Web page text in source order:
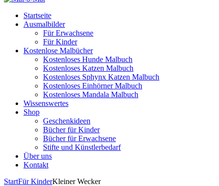
Startseite
Ausmalbilder
Für Erwachsene
Für Kinder
Kostenlose Malbücher
Kostenloses Hunde Malbuch
Kostenloses Katzen Malbuch
Kostenloses Sphynx Katzen Malbuch
Kostenloses Einhörner Malbuch
Kostenloses Mandala Malbuch
Wissenswertes
Shop
Geschenkideen
Bücher für Kinder
Bücher für Erwachsene
Stifte und Künstlerbedarf
Über uns
Kontakt
StartFür KinderKleiner Wecker